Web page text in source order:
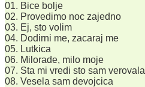
01. Bice bolje
02. Provedimo noc zajedno
03. Ej, sto volim
04. Dodirni me, zacaraj me
05. Lutkica
06. Milorade, milo moje
07. Sta mi vredi sto sam verovala
08. Vesela sam devojcica